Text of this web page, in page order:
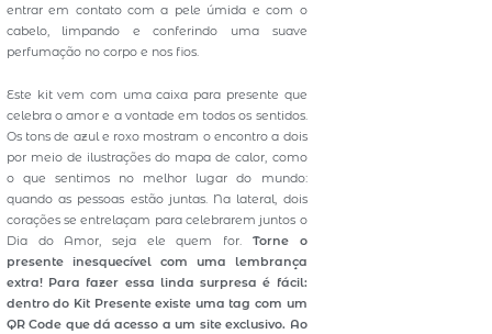
entrar em contato com a pele úmida e com o
cabelo, limpando e conferindo uma suave
perfumação no corpo e nos fios.
Este kit vem com uma caixa para presente que
celebra o amor e a vontade em todos os sentidos.
Os tons de azul e roxo mostram o encontro a dois
por meio de ilustrações do mapa de calor, como
o que sentimos no melhor lugar do mundo:
quando as pessoas estão juntas. Na lateral, dois
corações se entrelaçam para celebrarem juntos o
Dia do Amor, seja ele quem for. Torne o
presente inesquecível com uma lembrança
extra! Para fazer essa linda surpresa é fácil:
dentro do Kit Presente existe uma tag com um
QR Code que dá acesso a um site exclusivo. Ao